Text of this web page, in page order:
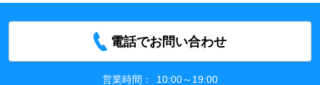
電話でお問い合わせ
営業時間：
10:00～19:00